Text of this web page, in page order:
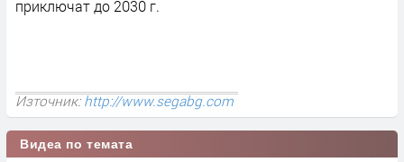
приключат до 2030 г.
Източник:http://www.segabg.com
Видеа по темата